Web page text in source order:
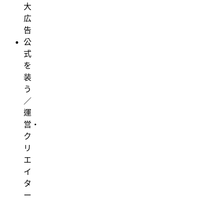
大
広
告
公
式
を
装
う
／
運
営・
ク
リ
エ
イ
タ
ー